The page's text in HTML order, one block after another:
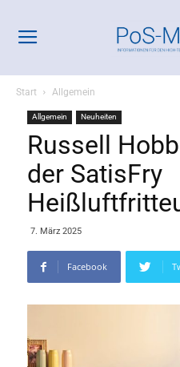
Start Allgemein
Allgemein Neuheiten
Russell
der SatisFry
7. März 2025
Facebook